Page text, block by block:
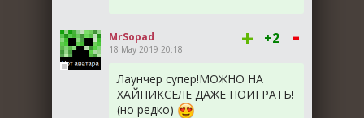
MrSopad
18 May 2019 20:18 + +2 -
Лаунчер супер!МОЖНО НА
ХАЙПИКСЕЛЕ ДАЖЕ ПОИГРАТЬ!
(но редко)